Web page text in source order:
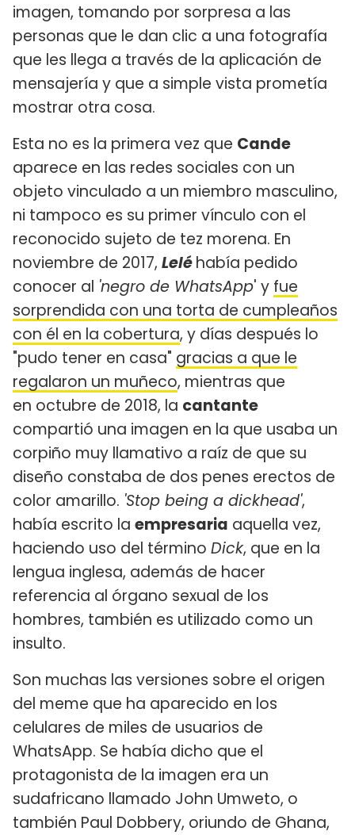
imagen, tomando por sorpresa a las
personas que le dan clic a una fotografía
que les llega a través de la aplicación de
mensajería y que a simple vista prometía
mostrar otra cosa.
Esta no es la primera vez que Cande
aparece en las redes sociales con un
objeto vinculado a un miembro masculino,
ni tampoco es su primer vínculo con el
reconocido sujeto de tez morena. En
noviembre de 2017, Leléhabía pedido
conocer al 'negro de WhatsApp' y fue
sorprendida con una torta de cumpleaños
con él en la cobertura, y días después lo
"pudo tener en casa" gracias a que le
regalaron un muñeco, mientras que
en octubre de 2018, la cantante
compartió una imagen en la que usaba un
corpiño muy llamativo a raíz de que su
diseño constaba de dos penes erectos de
color amarillo. 'Stop being a dickhead',
había escrito la empresaria aquella vez,
haciendo uso del término Dick, que en la
lengua inglesa, además de hacer
referencia al órgano sexual de los
hombres, también es utilizado como un
insulto.
Son muchas las versiones sobre el origen
del meme que ha aparecido en los
celulares de miles de usuarios de
WhatsApp. Se había dicho que el
protagonista de la imagen era un
sudafricano llamado John Umweto, o
también Paul Dobbery, oriundo de Ghana,